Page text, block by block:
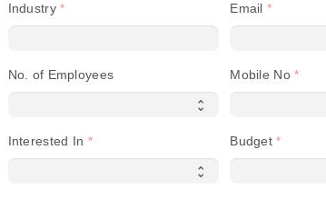
Industry
No. of Employees
Email
Mobile No
Interested In Budget